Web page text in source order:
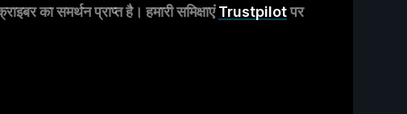
का समर्थन प्राप्त है। हमारी समिक्षाएंTrustpilotपर